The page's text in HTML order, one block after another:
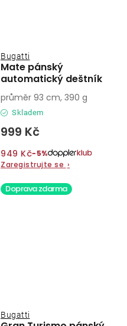
Mate pánský
automatický deštník
Bugatti
Skladem
999 Kč
949 Kč−5%
Zaregistrujte se ›
průměr 93 cm, 390 g
Doprava zdarma
Bugatti